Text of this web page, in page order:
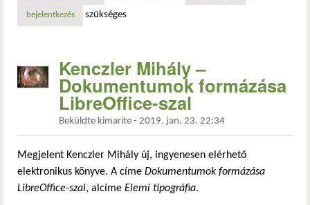
bejelentkezés szükséges
Kenczler Mihály –
Dokumentumok formázása
LibreOffice-szal
Beküldte kimarite - 2019. jan. 23. 22:34
Megjelent Kenczler Mihály új, ingyenesen elérhető
elektronikus könyve. A címe Dokumentumok formázása
LibreOffice-szal, alcíme Elemi tipográfia.